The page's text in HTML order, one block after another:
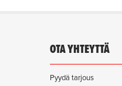
OTA YHTEYTTÄ
Pyydä tarjous